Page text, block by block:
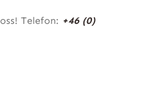
Telefon: +46 (0)